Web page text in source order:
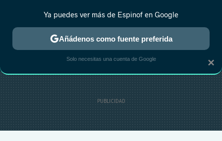
ESTRENOS REALITY ANIME RANKINGS CINE
×
Ya puedes ver más de Espinof en Google
Añádenos como fuente preferida
Solo necesitas una cuenta de Google